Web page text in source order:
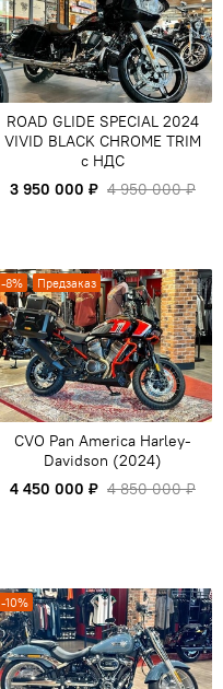
ROAD GLIDE SPECIAL 2024
VIVID BLACK CHROME TRIM
с НДС
3 950 000 ₽ 4 950 000 ₽
-8% Предзаказ
CVO Pan America Harley-
Davidson (2024)
4 450 000 ₽ 4 850 000 ₽
-10%